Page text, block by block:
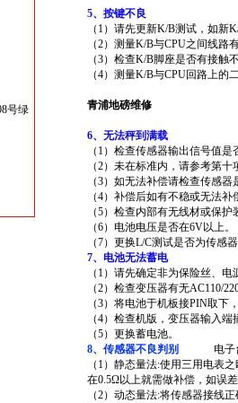
号绿
5、按键不良
（1）请先更新K/B测试，如
（2）测量K/B与CPU之间线路
（3）检查K/B脚座是否有接触
（4）测量K/B与CPU回路上的
青浦地磅维修
6、无法秤到满载
（1）检查传感器输出信号值是
（2）未在标准内，请参考第十
（3）如无法补偿请检查传感
（4）补偿后如有不稳或无法
（5）检查内部有无线材或保护
（6）电池电压是否在6V以上。
（7）更换L/C测试是否为传感
7、电池无法蓄电
（1）请先确定非为保险丝、
（2）检查变压器有无AC110/
（3）将电池于机板接PIN取
（4）检查机版，变压器输入
（5）更换蓄电池。
8、传感器不良判别
电子
（1）静态量法:使用三用电表
在0.5Ω以上就需做补偿，如误
（2）动态量法:将传感器接线